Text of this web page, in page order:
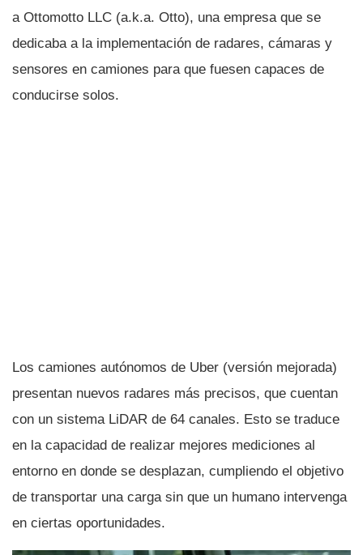
a Ottomotto LLC (a.k.a. Otto), una empresa que se
dedicaba a la implementación de radares, cámaras y
sensores en camiones para que fuesen capaces de
conducirse solos.
Los camiones autónomos de Uber (versión mejorada)
presentan nuevos radares más precisos, que cuentan
con un sistema LiDAR de 64 canales. Esto se traduce
en la capacidad de realizar mejores mediciones al
entorno en donde se desplazan, cumpliendo el objetivo
de transportar una carga sin que un humano intervenga
en ciertas oportunidades.